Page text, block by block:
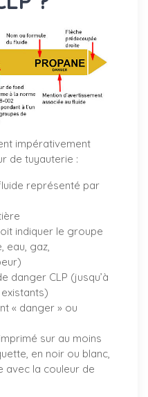
impérativement
de tuyauterie :
représenté par
indiquer le groupe
eau, gaz,
danger CLP (jusqu’à
« danger » ou
sur au moins
en noir ou blanc,
avec la couleur de